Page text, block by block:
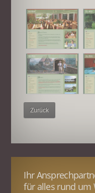
Zurück
Ihr
für alles rund um